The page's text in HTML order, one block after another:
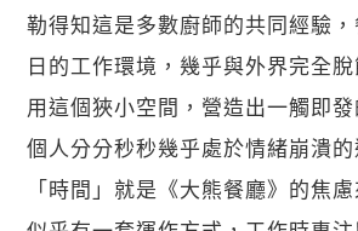
勒得知這是多數廚師的共同經驗
日的工作環境，幾乎與外界完全
用這個狹小空間，營造出一觸即
個人分分秒秒幾乎處於情緒崩潰的
「時間」就是《大熊餐廳》的焦